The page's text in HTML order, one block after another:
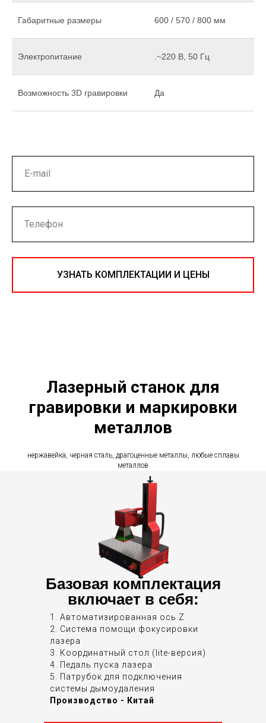
Габаритные размеры 600 / 570 / 800 мм
Электропитание .~220 В, 50 Гц
Возможность 3D гравировки Да
УЗНАТЬ КОМПЛЕКТАЦИИ И ЦЕНЫ
Лазерный станок для
гравировки и маркировки
металлов
нержавейка, черная сталь, драгоценные металлы, любые сплавы
металлов
1. Автоматизированная ось Z
2. Система помощи фокусировки
лазера
3. Координатный стол (lite-версия)
4. Педаль пуска лазера
5. Патрубок для подключения
системы дымоудаления
Производство - Китай
Базовая комплектация
включает в себя: